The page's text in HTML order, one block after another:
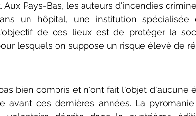
Pays-Bas, les auteurs d'incendies
un hôpital, une institution spécialisée
de ces lieux est de protéger la
lesquels on suppose un risque élevé de
bien compris et n'ont fait l'objet d'aucune
avant ces dernières années. La